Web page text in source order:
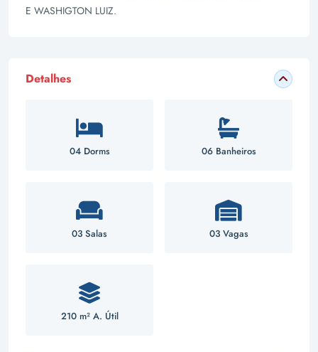
E WASHIGTON LUIZ.
Detalhes
04 Dorms 06 Banheiros
03 Salas 03 Vagas
210 m² A. Útil